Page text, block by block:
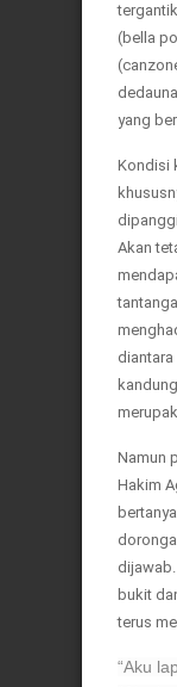
(bella
yang
Kondisi
Akan
diantara
Namun
Hakim
bukit
terus
“Aku